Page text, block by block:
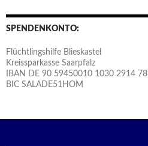
SPENDENKONTO:
Flüchtlingshilfe Blieskastel
Kreissparkasse Saarpfalz
IBAN DE 90 59450010 1030 2914 78
BIC SALADE51HOM